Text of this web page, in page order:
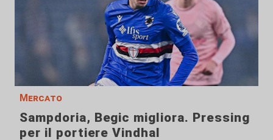
Mercato
Sampdoria, Begic migliora. Pressing
per il portiere Vindhal